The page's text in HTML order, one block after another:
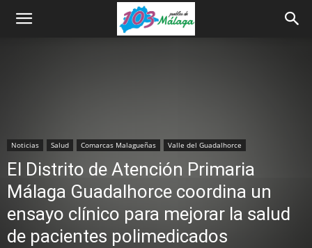
Noticias Salud Comarcas Malagueñas Valle del Guadalhorce
El Distrito de Atención Primaria
Málaga Guadalhorce coordina un
ensayo clínico para mejorar la salud
de pacientes polimedicados